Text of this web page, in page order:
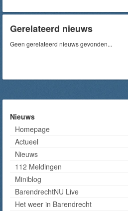
Gerelateerd nieuws
Geen gerelateerd nieuws gevonden...
Nieuws
Homepage
Actueel
Nieuws
112 Meldingen
Miniblog
BarendrechtNU Live
Het weer in Barendrecht